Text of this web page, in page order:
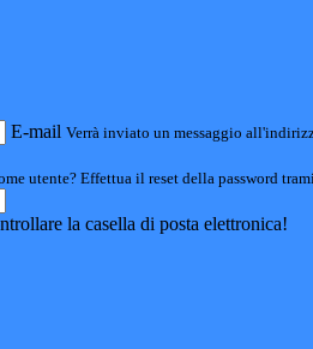
E-mail Verrà inviato un messaggio
utente? Effettua il reset della password
la casella di posta elettronica!